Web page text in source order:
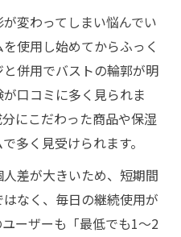
人のバストアップクリ
ストアップクリーム効
すすめな口コミ活用術
ム口コミ比較で得られ
ム効果ありの声の活か
変わってしまい悩んでい
使用し始めてからふっく
併用でバストの輪郭が明
口コミに多く見られま
にこだわった商品や保湿
多く見受けられます。
差が大きいため、短期間
なく、毎日の継続使用が
ーザーも「最低でも1～2